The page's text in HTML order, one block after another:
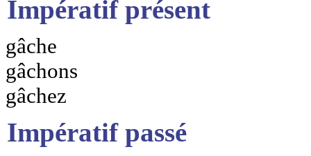
Impératif présent
gâche
gâchons
gâchez
Impératif passé